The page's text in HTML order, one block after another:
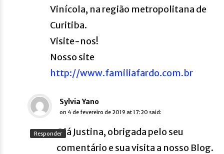
Vinícola, na região metropolitana de
Curitiba.
Visite-nos!
Nosso site
http://www.familiafardo.com.br
Sylvia Yano
on 4 de fevereiro de 2019 at 17:20 said:
Olá Justina, obrigada pelo seu
comentário e sua visita a nosso Blog.
Responder